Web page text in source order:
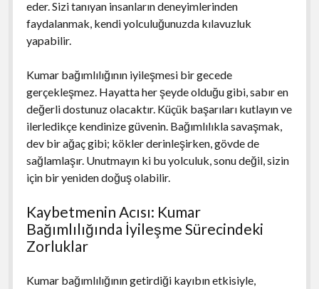
eder. Sizi tanıyan insanların deneyimlerinden
faydalanmak, kendi yolculuğunuzda kılavuzluk
yapabilir.
Kumar bağımlılığının iyileşmesi bir gecede
gerçekleşmez. Hayatta her şeyde olduğu gibi, sabır en
değerli dostunuz olacaktır. Küçük başarıları kutlayın ve
ilerledikçe kendinize güvenin. Bağımlılıkla savaşmak,
dev bir ağaç gibi; kökler derinleşirken, gövde de
sağlamlaşır. Unutmayın ki bu yolculuk, sonu değil, sizin
için bir yeniden doğuş olabilir.
Kaybetmenin Acısı: Kumar
Bağımlılığında İyileşme Sürecindeki
Zorluklar
Kumar bağımlılığının getirdiği kayıbın etkisiyle,